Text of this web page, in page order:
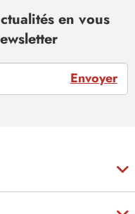
en vous
Envoyer